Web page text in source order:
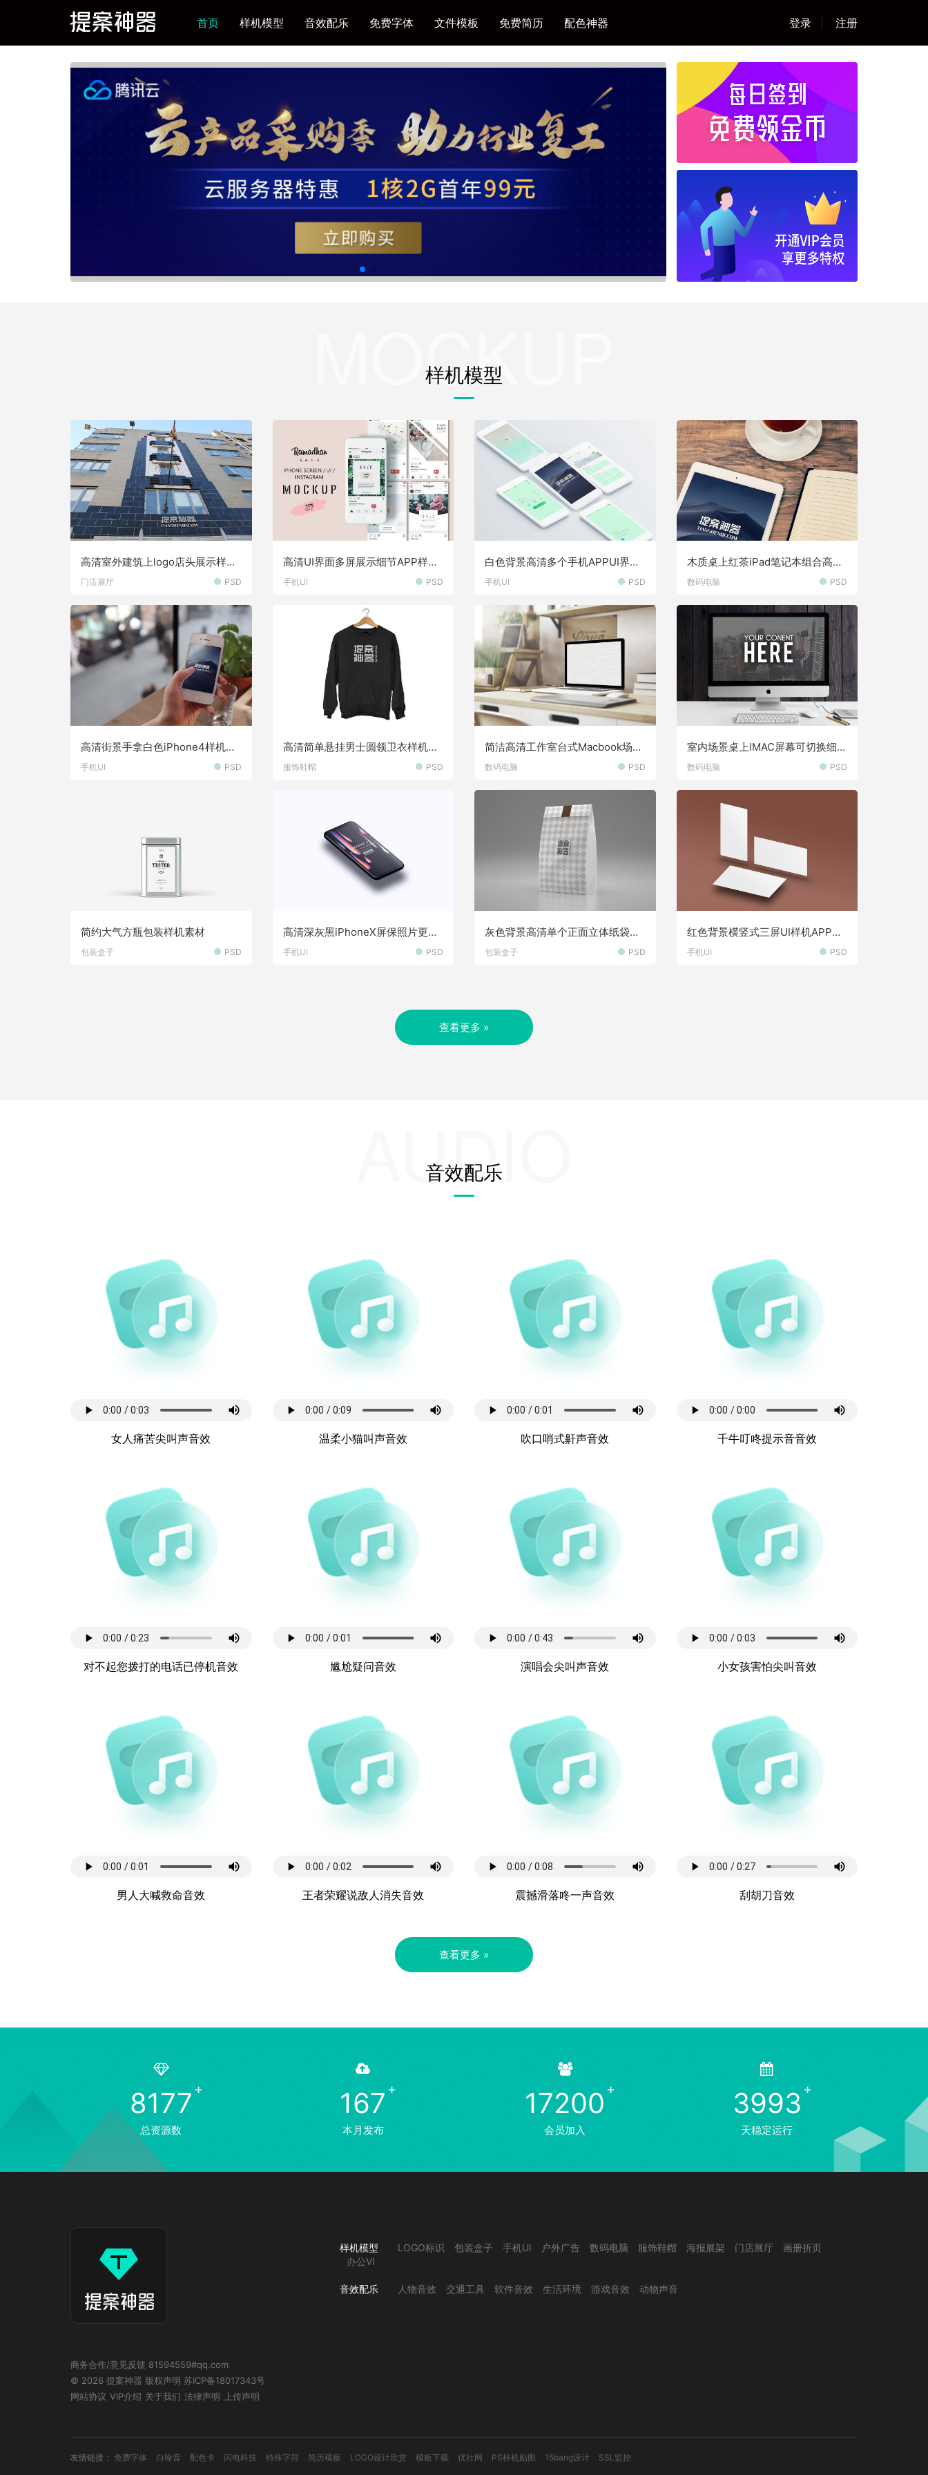
首页 样机模型 音效配乐 免费字体 文件模板 免费简历 配色神器 登录 注册
样机模型
MOCKUP
高清室外建筑上logo店头展示样机
素材
门店展厅 PSD
高清UI界面多屏展示细节APP样机
素材
手机UI PSD
白色背景高清多个手机APPUI界面
有规律排列展示样机素材
手机UI PSD
木质桌上红茶iPad笔记本组合高清
样机素材
数码电脑 PSD
高清街景手拿白色iPhone4样机素
材
手机UI PSD
高清简单悬挂男士圆领卫衣样机素
材
服饰鞋帽 PSD
简洁高清工作室台式Macbook场景
样机素材
数码电脑 PSD
室内场景桌上IMAC屏幕可切换细节
展示样机素材
数码电脑 PSD
简约大气方瓶包装样机素材
包装盒子 PSD
高清深灰黑iPhoneX屏保照片更换
样机素材
手机UI PSD
灰色背景高清单个正面立体纸袋包
装样机素材
包装盒子 PSD
红色背景横竖式三屏UI样机APP效
果图展示样机素材
手机UI PSD
查看更多 »
音效配乐
AUDIO
女人痛苦尖叫声音效 温柔小猫叫声音效 吹口哨式鼾声音效 千牛叮咚提示音音效
对不起您拨打的电话已停机音效 尴尬疑问音效 演唱会尖叫声音效 小女孩害怕尖叫音效
男人大喊救命音效 王者荣耀说敌人消失音效 震撼滑落咚一声音效 刮胡刀音效
查看更多 »
8177
总资源数
167
本月发布
17200
会员加入
3993
天稳定运行
商务合作/意见反馈 81594559#qq.com
© 2026 提案神器 版权声明 苏ICP备18017343号
网站协议 VIP介绍 关于我们 法律声明 上传声明
样机模型 LOGO标识 包装盒子 手机UI 户外广告 数码电脑 服饰鞋帽 海报展架 门店展厅
画册折页
办公VI
音效配乐 人物音效 交通工具 软件音效 生活环境 游戏音效 动物声音
友情链接： 免费字体 白噪音 配色卡 闪电科技 特殊字符 简历模板 LOGO设计欣赏 模板下载 优社网 PS样机贴图 15bang设计 SSL监控